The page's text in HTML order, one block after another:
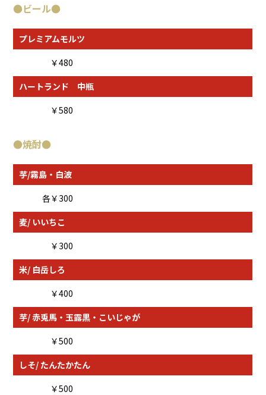
●ビール●
プレミアムモルツ
￥480
ハートランド 中瓶
￥580
●焼酎●
芋/霧島・白波
各￥300
麦/ いいちこ
￥300
米/ 白岳しろ
￥400
芋/ 赤兎馬・玉露黒・こいじゃが
￥500
しそ/ たんたかたん
￥500